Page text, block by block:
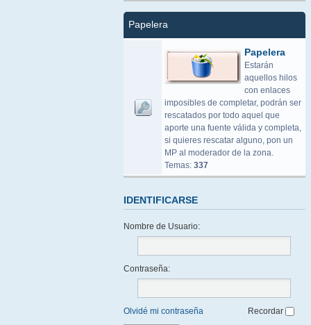
Papelera
Papelera
Estarán
aquellos hilos
con enlaces
imposibles de completar, podrán ser
rescatados por todo aquel que
aporte una fuente válida y completa,
si quieres rescatar alguno, pon un
MP al moderador de la zona.
Temas: 337
IDENTIFICARSE
Nombre de Usuario:
Contraseña:
Olvidé mi contraseña Recordar